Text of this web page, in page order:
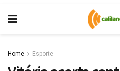
Home Esporte